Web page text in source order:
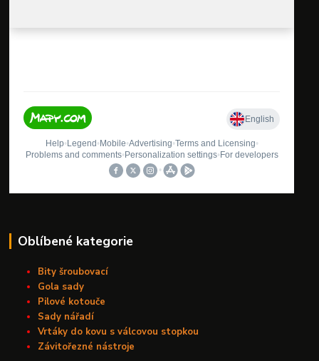
Oblíbené kategorie
Bity šroubovací
Gola sady
Pilové kotouče
Sady nářadí
Vrtáky do kovu s válcovou stopkou
Závitořezné nástroje